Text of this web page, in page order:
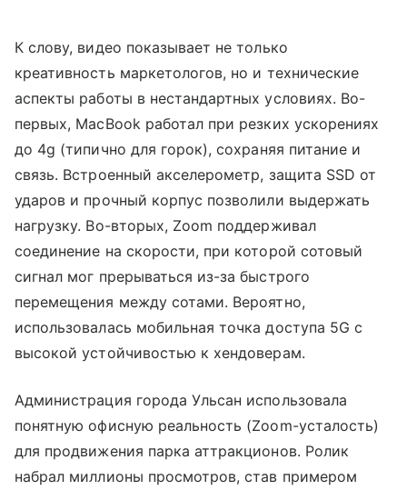
К слову, видео показывает не только
креативность маркетологов, но и технические
аспекты работы в нестандартных условиях. Во-
первых, MacBook работал при резких ускорениях
до 4g (типично для горок), сохраняя питание и
связь. Встроенный акселерометр, защита SSD от
ударов и прочный корпус позволили выдержать
нагрузку. Во-вторых, Zoom поддерживал
соединение на скорости, при которой сотовый
сигнал мог прерываться из-за быстрого
перемещения между сотами. Вероятно,
использовалась мобильная точка доступа 5G с
высокой устойчивостью к хендоверам.
Администрация города Ульсан использовала
понятную офисную реальность (Zoom-усталость)
для продвижения парка аттракционов. Ролик
набрал миллионы просмотров, став примером